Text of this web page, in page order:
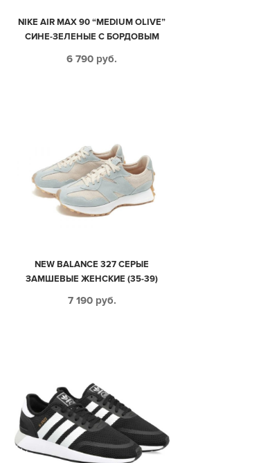
NIKE AIR MAX 90 “MEDIUM OLIVE”
СИНЕ-ЗЕЛЕНЫЕ С БОРДОВЫМ
(40-44)
6 790 руб.
NEW BALANCE 327 СЕРЫЕ
ЗАМШЕВЫЕ ЖЕНСКИЕ (35-39)
7 190 руб.